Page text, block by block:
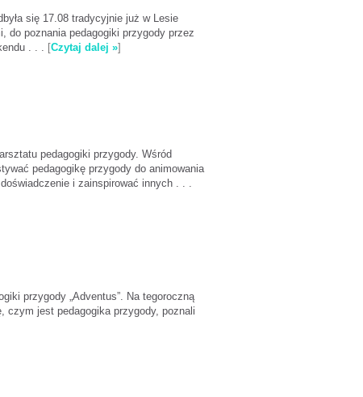
się 17.08 tradycyjnie już w Lesie
do poznania pedagogiki przygody przez
. . . [Czytaj dalej »]
pedagogiki przygody. Wśród
pedagogikę przygody do animowania
i zainspirować innych . . .
przygody „Adventus”. Na tegoroczną
czym jest pedagogika przygody, poznali